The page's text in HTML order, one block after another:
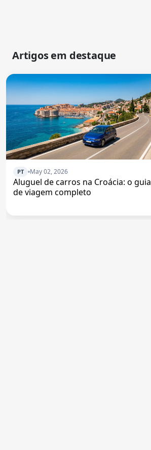
Artigos em destaque
PT May 02, 2026
Aluguel de carros na Croácia: o guia
de viagem completo